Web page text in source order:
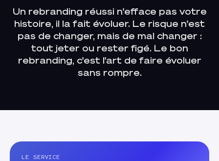
Un rebranding réussi n'efface pas votre
histoire, il la fait évoluer. Le risque n'est
pas de changer, mais de mal changer :
tout jeter ou rester figé. Le bon
rebranding, c'est l'art de faire évoluer
sans rompre.
LE SERVICE